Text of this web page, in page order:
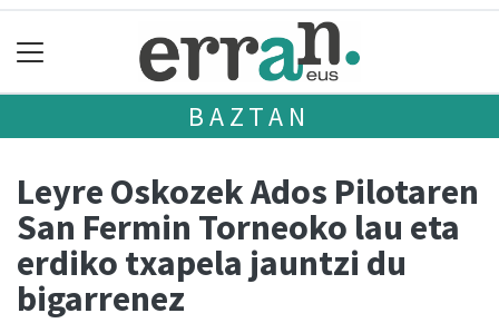
BAZTAN
Leyre Oskozek Ados Pilotaren
San Fermin Torneoko lau eta
erdiko txapela jauntzi du
bigarrenez